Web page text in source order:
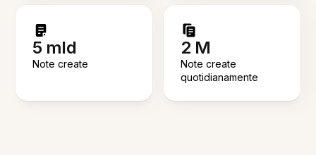
5 mld
Note create
2 M
Note create
quotidianamente